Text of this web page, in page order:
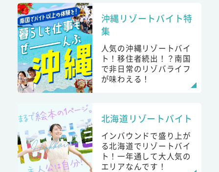
沖縄リゾートバイト特
集
人気の沖縄リゾートバイ
ト！移住者続出！？南国
で非日常のリゾバライフ
が味わえる！
北海道リゾートバイト
インバウンドで盛り上が
る北海道でリゾートバイ
ト！一年通して大人気の
エリアなんです！